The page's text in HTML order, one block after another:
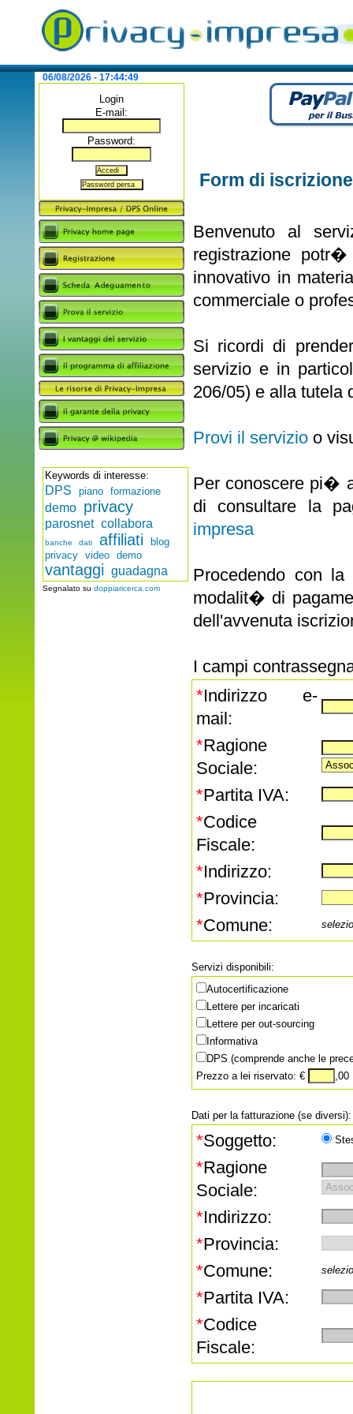
06/08/2026 - 17:44:49
Login
E-mail:
Password:
Keywords di interesse:
DPS piano formazione
demo privacy
parosnet collabora
banche dati affiliati
blog
privacy
video demo
vantaggi guadagna
Segnalato sudoppiaricerca.com
Form di
Benvenuto al
registrazione
innovativo in
commerciale o
Si ricordi di
servizio e in
206/05) e alla tutela
Provi il servizio o
Per conoscere pi�
di consultare la
impresa
Procedendo con
modalit� di
dell'avvenuta
I campi
*Indirizzo e-
mail:
*Ragione
Sociale:
*Partita IVA:
*Codice
Fiscale:
*Indirizzo:
*Provincia:
*Comune:
Servizi disponibili:
Autocertificazione
Lettere per incaricati
Lettere per out-sourcing
Informativa
DPS (comprende anche le
Prezzo a lei riservato: €
Dati per la fatturazione (se diversi):
*Soggetto:
*Ragione
Sociale:
*Indirizzo:
*Provincia:
*Comune:
*Partita IVA:
*Codice
Fiscale: